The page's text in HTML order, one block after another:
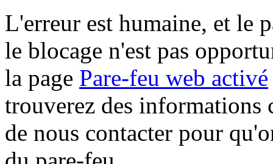
L'erreur est humaine, et le
le blocage n'est pas
la page Pare-feu web activé
trouverez des informations
de nous contacter pour